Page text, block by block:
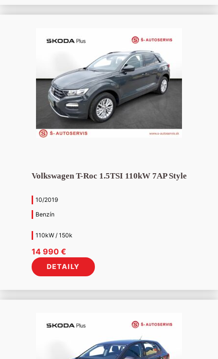
Volkswagen T-Roc 1.5TSI 110kW 7AP Style
10/2019
Benzín
110kW / 150k
14 990 €
DETAILY